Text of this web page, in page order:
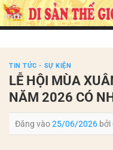
Bỏ
qua
TIN TỨC - SỰ KIỆN
LỄ HỘI MÙA
NĂM 2026 CÓ
Đăng vào25/06/2026 bởi